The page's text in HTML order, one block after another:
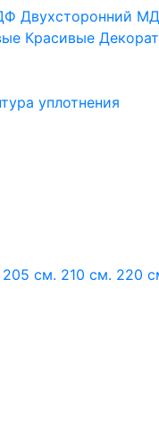
Двухсторонний
Красивые
уплотнения
205 см. 210 см. 220